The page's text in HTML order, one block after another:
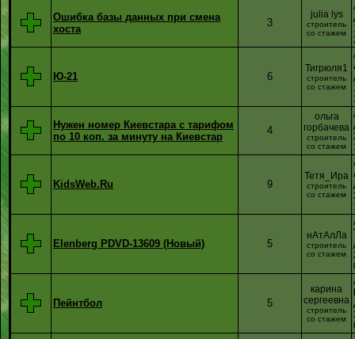
Ошибка базы данных при смена
хоста
3
julia lys
строитель
со стажем
Ю-21 6
Тигрюля1
строитель
со стажем
Нужен номер Киевстара с тарифом
по 10 коп. за минуту на Киевстар
4
ольга
горбачева
строитель
со стажем
KidsWeb.Ru 9
Тетя_Ира
строитель
со стажем
Elenberg PDVD-13609 (Новый) 5
нАтАлЛа
строитель
со стажем
Пейнтбол 5
карина
сергеевна
строитель
со стажем